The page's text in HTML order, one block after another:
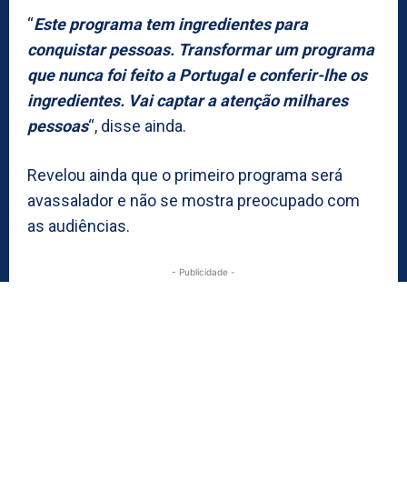
“Este programa tem ingredientes para
conquistar pessoas. Transformar um programa
que nunca foi feito a Portugal e conferir-lhe os
ingredientes. Vai captar a atenção milhares
pessoas“, disse ainda.
Revelou ainda que o primeiro programa será
avassalador e não se mostra preocupado com
as audiências.
- Publicidade -